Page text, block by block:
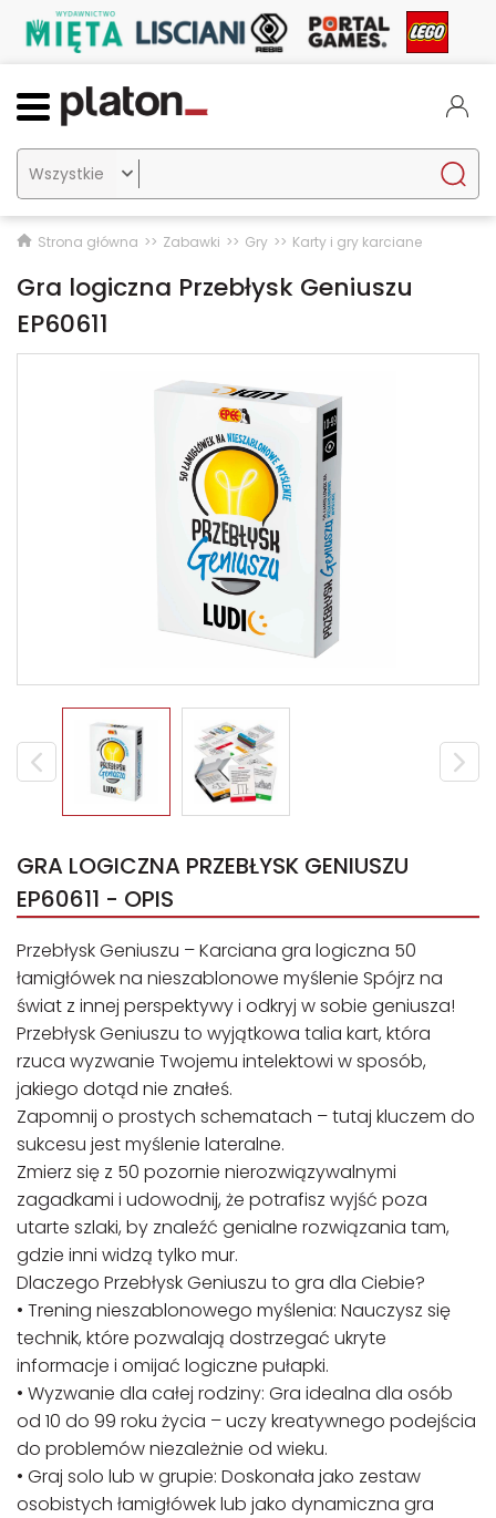

Strona główna Zabawki Gry Karty i gry karciane
Gra logiczna Przebłysk Geniuszu
EP60611
GRA LOGICZNA PRZEBŁYSK GENIUSZU
EP60611 - OPIS
Przebłysk Geniuszu – Karciana gra logiczna 50
łamigłówek na nieszablonowe myślenie Spójrz na
świat z innej perspektywy i odkryj w sobie geniusza!
Przebłysk Geniuszu to wyjątkowa talia kart, która
rzuca wyzwanie Twojemu intelektowi w sposób,
jakiego dotąd nie znałeś.
Zapomnij o prostych schematach – tutaj kluczem do
sukcesu jest myślenie lateralne.
Zmierz się z 50 pozornie nierozwiązywalnymi
zagadkami i udowodnij, że potrafisz wyjść poza
utarte szlaki, by znaleźć genialne rozwiązania tam,
gdzie inni widzą tylko mur.
Dlaczego Przebłysk Geniuszu to gra dla Ciebie?
• Trening nieszablonowego myślenia: Nauczysz się
technik, które pozwalają dostrzegać ukryte
informacje i omijać logiczne pułapki.
• Wyzwanie dla całej rodziny: Gra idealna dla osób
od 10 do 99 roku życia – uczy kreatywnego podejścia
do problemów niezależnie od wieku.
• Graj solo lub w grupie: Doskonała jako zestaw
osobistych łamigłówek lub jako dynamiczna gra